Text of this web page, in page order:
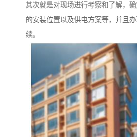
其次就是对现场进行考察和了解，
的安装位置以及供电方案等，并且
续。